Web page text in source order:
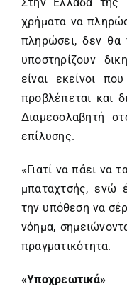
χρήματα να
πληρώσει, δεν θα
υποστηρίζουν
είναι εκείνοι
προβλέπεται και
Διαμεσολαβητή
επίλυσης.
«Γιατί να πάει να
μπαταχτσής, ενώ
την υπόθεση να
νόημα,
πραγματικότητα.
«Υποχρεωτικά»